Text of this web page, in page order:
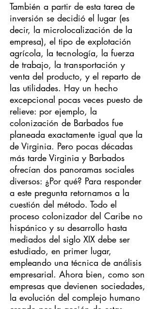
También a partir de esta tarea de
inversión se decidió el lugar (es
decir, la microlocalización de la
empresa), el tipo de explotación
agrícola, la tecnología, la fuerza
de trabajo, la transportación y
venta del producto, y el reparto de
las utilidades. Hay un hecho
excepcional pocas veces puesto de
relieve: por ejemplo, la
colonización de Barbados fue
planeada exactamente igual que la
de Virginia. Pero pocas décadas
más tarde Virginia y Barbados
ofrecían dos panoramas sociales
diversos: ¿Por qué? Para responder
a este pregunta retornamos a la
cuestión del método. Todo el
proceso colonizador del Caribe no
hispánico y su desarrollo hasta
mediados del siglo XIX debe ser
estudiado, en primer lugar,
empleando una técnica de análisis
empresarial. Ahora bien, como son
empresas que devienen sociedades,
la evolución del complejo humano